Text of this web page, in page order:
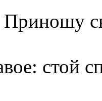
Приношу
стой